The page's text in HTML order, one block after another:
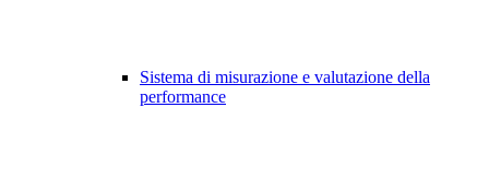
Sistema di misurazione e valutazione della
performance